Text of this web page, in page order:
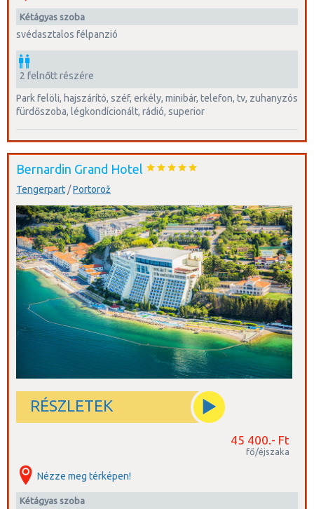
kétágyas szoba
svédasztalos félpanzió
2 felnőtt részére
park felöli, hajszárító, széf, erkély, minibár, telefon, tv, zuhanyzós
fürdőszoba, légkondícionált, rádió, superior
Bernardin Grand Hotel
Tengerpart/Portorož
RÉSZLETEK
45 400.- Ft
fő/éjszaka
Nézze meg térképen!
kétágyas szoba